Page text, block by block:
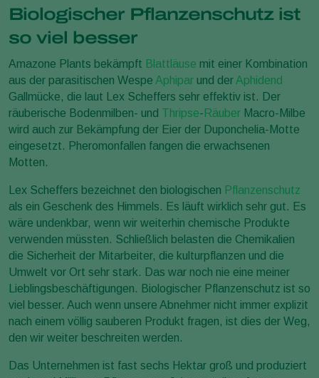
Biologischer Pflanzenschutz ist
so viel besser
Amazone Plants bekämpft Blattläuse mit einer Kombination
aus der parasitischen Wespe Aphipar und derAphidend
Gallmücke, die laut Lex Scheffers sehr effektiv ist. Der
räuberische Bodenmilben- und Thripse- Räuber Macro-Milbe
wird auch zur Bekämpfung der Eier der Duponchelia-Motte
eingesetzt. Pheromonfallen fangen die erwachsenen
Motten.
Lex Scheffers bezeichnet den biologischen Pflanzenschutz
als ein Geschenk des Himmels. Es läuft wirklich sehr gut. Es
wäre undenkbar, wenn wir weiterhin chemische Produkte
verwenden müssten. Schließlich belasten die Chemikalien
die Sicherheit der Mitarbeiter, die kulturpflanzen und die
Umwelt vor Ort sehr stark. Das war noch nie eine meiner
Lieblingsbeschäftigungen. Biologischer Pflanzenschutz ist so
viel besser. Auch wenn unsere Abnehmer nicht immer explizit
nach einem völlig sauberen Produkt fragen, ist dies der Weg,
den wir weiter beschreiten werden.
Das Unternehmen ist fast sechs Hektar groß und produziert